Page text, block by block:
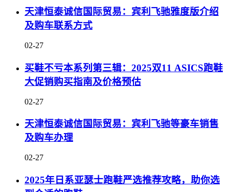
天津恒泰诚信国际贸易：宾利飞驰雅度版介绍
及购车联系方式
02-27
买鞋不亏本系列第三辑：2025双11 ASICS跑鞋
大促销购买指南及价格预估
02-27
天津恒泰诚信国际贸易：宾利飞驰等豪车销售
及购车办理
02-27
2025年日系亚瑟士跑鞋严选推荐攻略，助你选